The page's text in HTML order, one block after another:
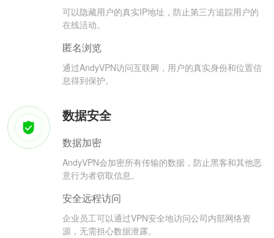
可以隐藏用户的真实IP地址，防止第三方追踪用户的
在线活动。
匿名浏览
通过AndyVPN访问互联网，用户的真实身份和位置信
息得到保护。
数据安全
数据加密
AndyVPN会加密所有传输的数据，防止黑客和其他恶
意行为者窃取信息。
安全远程访问
企业员工可以通过VPN安全地访问公司内部网络资
源，无需担心数据泄露。